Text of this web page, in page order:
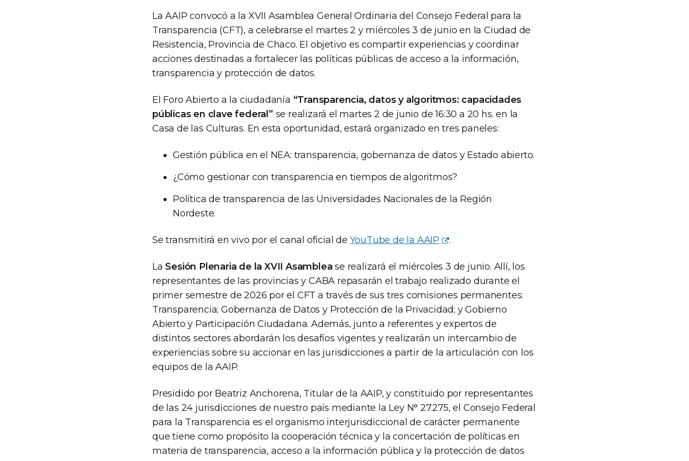
La AAIP convocó a la XVII Asamblea General Ordinaria del Consejo Federal para la
Transparencia (CFT), a celebrarse el martes 2 y miércoles 3 de junio en la Ciudad de
Resistencia, Provincia de Chaco. El objetivo es compartir experiencias y coordinar
acciones destinadas a fortalecer las políticas públicas de acceso a la información,
transparencia y protección de datos.
El Foro Abierto a la ciudadanía “Transparencia, datos y algoritmos: capacidades
públicas en clave federal” se realizará el martes 2 de junio de 16:30 a 20 hs. en la
Casa de las Culturas. En esta oportunidad, estará organizado en tres paneles:
Gestión pública en el NEA: transparencia, gobernanza de datos y Estado abierto.
¿Cómo gestionar con transparencia en tiempos de algoritmos?
Política de transparencia de las Universidades Nacionales de la Región
Nordeste.
Se transmitirá en vivo por el canal oficial de YouTube de la AAIP .
LaSesión Plenaria de la XVII Asamblea se realizará el miércoles 3 de junio. Allí, los
representantes de las provincias y CABA repasarán el trabajo realizado durante el
primer semestre de 2026 por el CFT a través de sus tres comisiones permanentes:
Transparencia; Gobernanza de Datos y Protección de la Privacidad; y Gobierno
Abierto y Participación Ciudadana. Además, junto a referentes y expertos de
distintos sectores abordarán los desafíos vigentes y realizarán un intercambio de
experiencias sobre su accionar en las jurisdicciones a partir de la articulación con los
equipos de la AAIP.
Presidido por Beatriz Anchorena, Titular de la AAIP, y constituido por representantes
de las 24 jurisdicciones de nuestro país mediante la Ley N° 27.275, el Consejo Federal
para la Transparencia es el organismo interjurisdiccional de carácter permanente
que tiene como propósito la cooperación técnica y la concertación de políticas en
materia de transparencia, acceso a la información pública y la protección de datos